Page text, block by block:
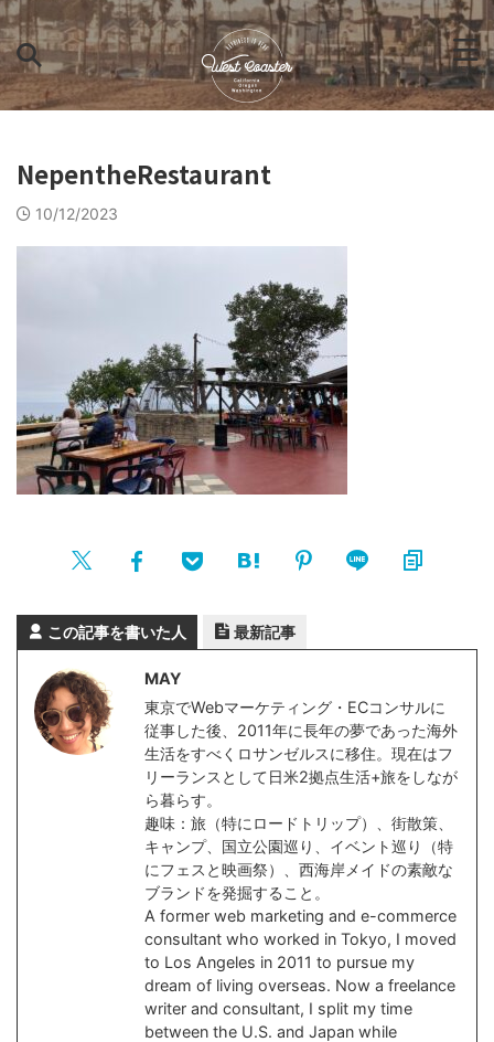
NepentheRestaurant
10/12/2023
この記事を書いた人 最新記事
MAY
東京でWebマーケティング・ECコンサルに
従事した後、2011年に長年の夢であった海外
生活をすべくロサンゼルスに移住。現在はフ
リーランスとして日米2拠点生活+旅をしなが
ら暮らす。
趣味：旅（特にロードトリップ）、街散策、
キャンプ、国立公園巡り、イベント巡り（特
にフェスと映画祭）、西海岸メイドの素敵な
ブランドを発掘すること。
A former web marketing and e-commerce
consultant who worked in Tokyo, I moved
to Los Angeles in 2011 to pursue my
dream of living overseas. Now a freelance
writer and consultant, I split my time
between the U.S. and Japan while